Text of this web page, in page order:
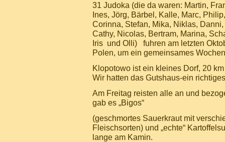
31 Judoka (die da waren: Martin,
Ines, Jörg, Bärbel, Kalle, Marc,
Corinna, Stefan, Mika, Niklas,
Cathy, Nicolas, Bertram, Marina,
Iris und Olli) fuhren am letzten
Polen, um ein gemeinsames
Klopotowo ist ein kleines Dorf, 20
Wir hatten das Gutshaus-ein
Am Freitag reisten alle an und
gab es „Bigos“
(geschmortes Sauerkraut mit
Fleischsorten) und „echte“
lange am Kamin.